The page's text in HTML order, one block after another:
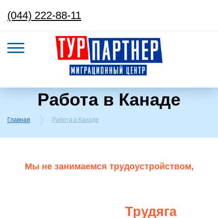
(044) 222-88-11
Работа в Канаде
Главная Работа в Канаде
Мы не занимаемся трудоустройством,
Трудяга.